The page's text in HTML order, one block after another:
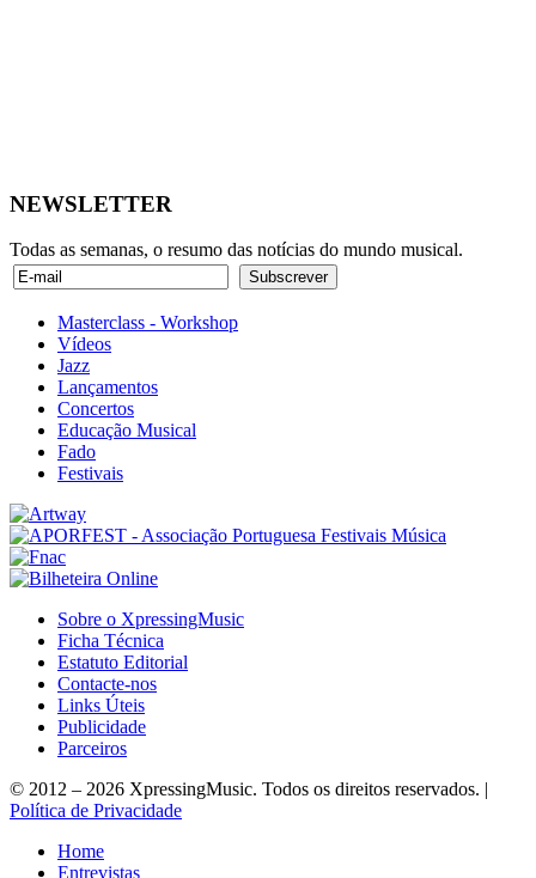
NEWSLETTER
Todas as semanas, o resumo das notícias do mundo musical.
Masterclass - Workshop
Vídeos
Jazz
Lançamentos
Concertos
Educação Musical
Fado
Festivais
Sobre o XpressingMusic
Ficha Técnica
Estatuto Editorial
Contacte-nos
Links Úteis
Publicidade
Parceiros
© 2012 – 2026 XpressingMusic. Todos os direitos reservados. |
Política de Privacidade
Home
Entrevistas